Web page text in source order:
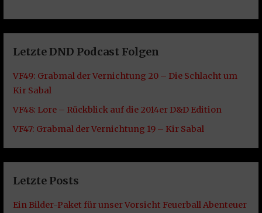
Letzte DND Podcast Folgen
VF49: Grabmal der Vernichtung 20 – Die Schlacht um
Kir Sabal
VF48: Lore – Rückblick auf die 2014er D&D Edition
VF47: Grabmal der Vernichtung 19 – Kir Sabal
Letzte Posts
Ein Bilder-Paket für unser Vorsicht Feuerball Abenteuer